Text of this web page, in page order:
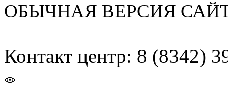
ОБЫЧНАЯ ВЕРСИЯ
Контакт центр: 8 (8342)